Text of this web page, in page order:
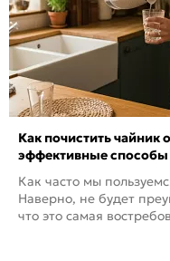
Как почистить чайник
эффективные способы
Как часто мы
Наверно, не будет
что это самая